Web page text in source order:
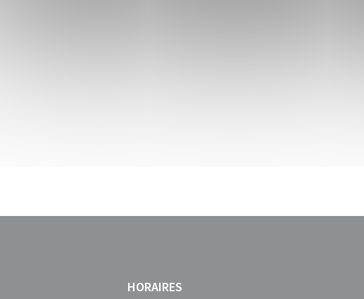
HORAIRES